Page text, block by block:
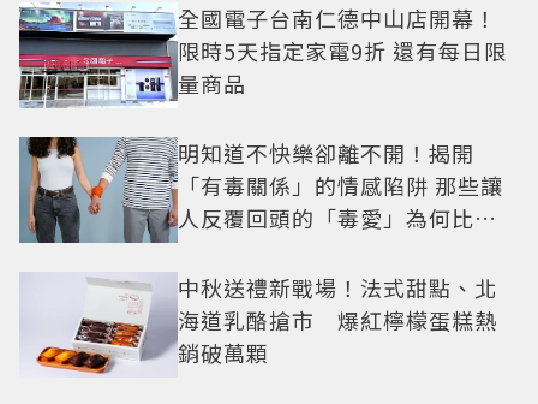
全國電子台南仁德中山店開幕！
限時5天指定家電9折 還有每日限
量商品
明知道不快樂卻離不開！揭開
「有毒關係」的情感陷阱 那些讓
人反覆回頭的「毒愛」為何比菸
中秋送禮新戰場！法式甜點、北
海道乳酪搶市 爆紅檸檬蛋糕熱
銷破萬顆